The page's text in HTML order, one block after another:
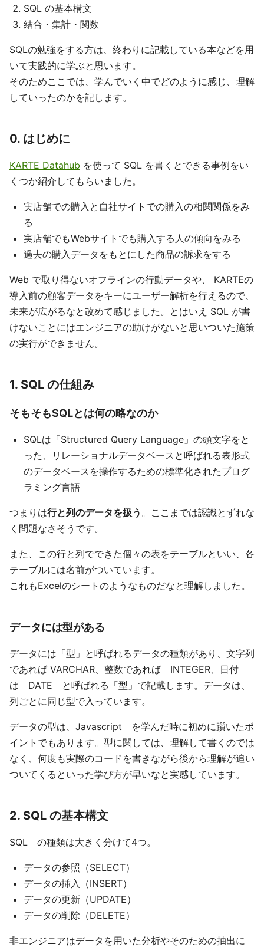
SQL の基本構文
結合・集計・関数
SQLの勉強をする方は、終わりに記載している本などを用
いて実践的に学ぶと思います。
そのためここでは、学んでいく中でどのように感じ、理解
していったのかを記します。
0. はじめに
KARTE Datahub を使って SQL を書くとできる事例をい
くつか紹介してもらいました。
実店舗での購入と自社サイトでの購入の相関関係をみ
る
実店舗でもWebサイトでも購入する人の傾向をみる
過去の購入データをもとにした商品の訴求をする
Web で取り得ないオフラインの行動データや、 KARTEの
導入前の顧客データをキーにユーザー解析を行えるので、
未来が広がるなと改めて感じました。とはいえ SQL が書
けないことにはエンジニアの助けがないと思いついた施策
の実行ができません。
1. SQL の仕組み
そもそもSQLとは何の略なのか
SQLは「Structured Query Language」の頭文字をと
った、リレーショナルデータベースと呼ばれる表形式
のデータベースを操作するための標準化されたプログ
ラミング言語
つまりは行と列のデータを扱う 。ここまでは認識とずれな
く問題なさそうです。
また、この行と列でできた個々の表をテーブルといい、各
テーブルには名前がついています。
これもExcelのシートのようなものだなと理解しました。
データには型がある
データには「型」と呼ばれるデータの種類があり、文字列
であれば VARCHAR、整数であれば INTEGER、日付
は DATE と呼ばれる「型」で記載します。データは、
列ごとに同じ型で入っています。
データの型は、Javascript を学んだ時に初めに躓いたポ
イントでもあります。型に関しては、理解して書くのでは
なく、何度も実際のコードを書きながら後から理解が追い
ついてくるといった学び方が早いなと実感しています。
2. SQL の基本構文
SQL の種類は大きく分けて4つ。
データの参照（SELECT）
データの挿入（INSERT）
データの更新（UPDATE）
データの削除（DELETE）
非エンジニアはデータを用いた分析やそのための抽出に